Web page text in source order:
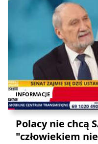
INFORMACJE
Polacy nie chcą
"człowiekiem